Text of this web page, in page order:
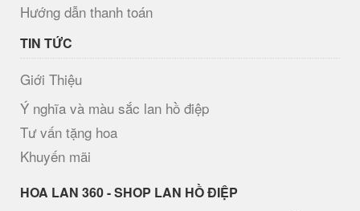
Hướng dẫn thanh toán
TIN TỨC
Giới Thiệu
Ý nghĩa và màu sắc lan hồ điệp
Tư vấn tặng hoa
Khuyến mãi
H​OA LAN 360 - SHOP LAN HỒ ĐIỆP